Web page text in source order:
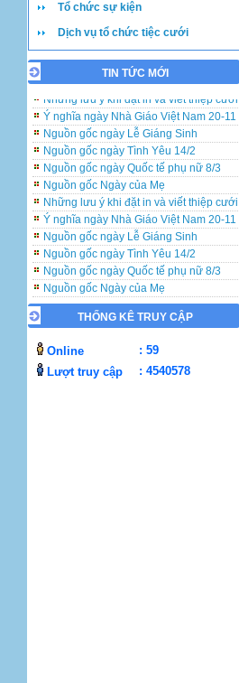
Tổ chức sự kiện
Dịch vụ tổ chức tiệc cưới
TIN TỨC MỚI
Những lưu ý khi đặt in và viết thiệp cưới
Ý nghĩa ngày Nhà Giáo Việt Nam 20-11
Nguồn gốc ngày Lễ Giáng Sinh
Nguồn gốc ngày Tình Yêu 14/2
Nguồn gốc ngày Quốc tế phụ nữ 8/3
Nguồn gốc Ngày của Mẹ
Những lưu ý khi đặt in và viết thiệp cưới
Ý nghĩa ngày Nhà Giáo Việt Nam 20-11
Nguồn gốc ngày Lễ Giáng Sinh
Nguồn gốc ngày Tình Yêu 14/2
Nguồn gốc ngày Quốc tế phụ nữ 8/3
Nguồn gốc Ngày của Mẹ
Những lưu ý khi đặt in và viết thiệp cưới
Ý nghĩa ngày Nhà Giáo Việt Nam 20-11
Nguồn gốc ngày Lễ Giáng Sinh
Nguồn gốc ngày Tình Yêu 14/2
Nguồn gốc Ngày của Mẹ
THỐNG KÊ TRUY CẬP
Online
: 59
Lượt truy cập
: 4540578